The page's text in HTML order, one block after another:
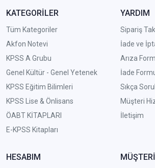
KATEGORİLER
Tüm Kategoriler
Akfon Notevi
KPSS A Grubu
Genel Kültür - Genel Yetenek
KPSS Eğitim Bilimleri
KPSS Lise & Önlisans
ÖABT KİTAPLARI
E-KPSS Kitapları
YARDIM
Sipariş
İade ve
Arıza
İade
Sıkça
Müşteri
İletişim
HESABIM